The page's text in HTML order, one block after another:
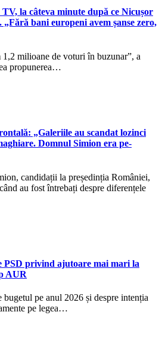
la câteva minute după ce Nicușor
bani europeni avem șanse zero,
milioane de voturi în buzunar”, a
propunerea…
„Galeriile au scandat lozinci
Domnul Simion era pe-
candidații la președinția României,
au fost întrebați despre diferențele
PSD privind ajutoare mai mari la
AUR
pe anul 2026 și despre intenția
pe legea…